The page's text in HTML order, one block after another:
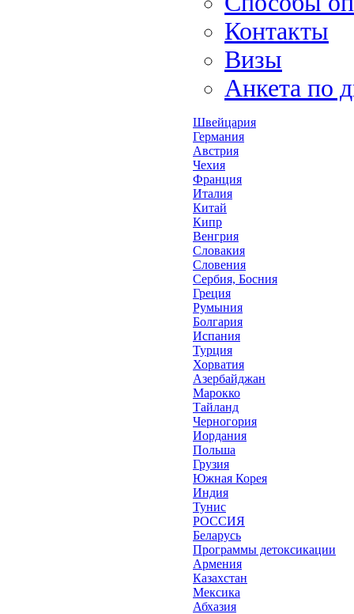
Контакты
Визы
Анкета по
Швейцария
Германия
Австрия
Чехия
Франция
Италия
Китай
Кипр
Венгрия
Словакия
Словения
Сербия, Босния
Греция
Румыния
Болгария
Испания
Турция
Хорватия
Азербайджан
Марокко
Тайланд
Черногория
Иордания
Польша
Грузия
Южная Корея
Индия
Тунис
РОССИЯ
Беларусь
Программы детоксикации
Армения
Казахстан
Мексика
Абхазия